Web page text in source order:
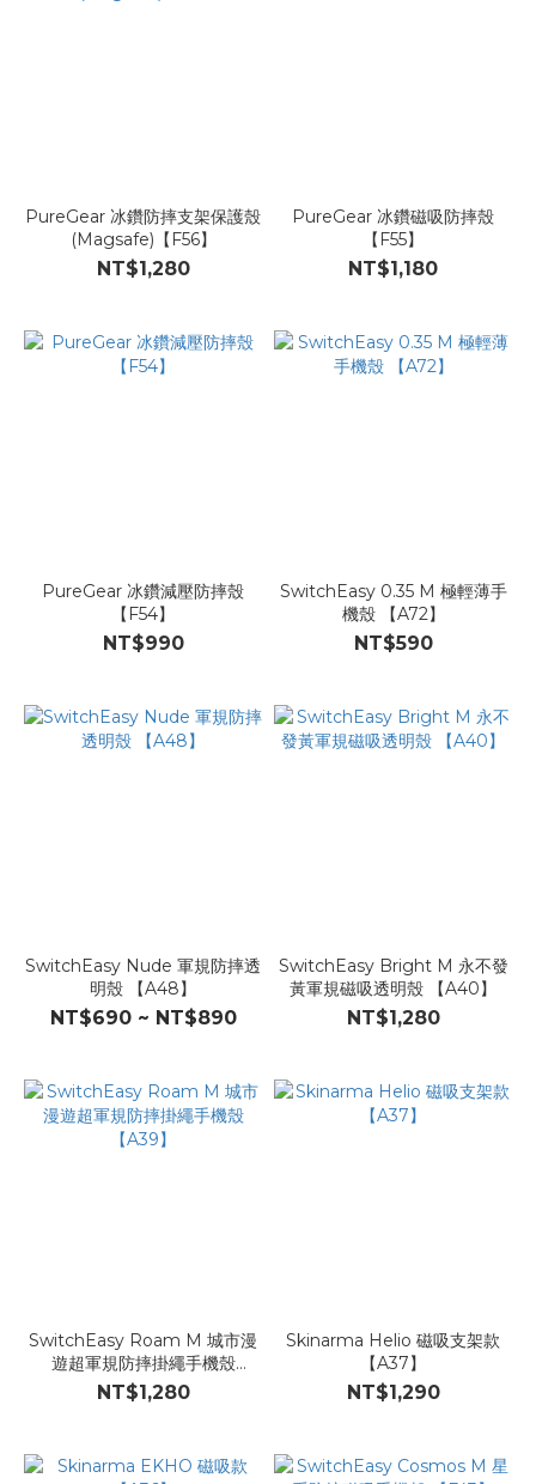
PureGear 冰鑽防摔支架保護殼
(Magsafe)【F56】
NT$1,280
PureGear 冰鑽磁吸防摔殼
【F55】
NT$1,180
PureGear 冰鑽減壓防摔殼
【F54】
NT$990
SwitchEasy 0.35 M 極輕薄手
機殼 【A72】
NT$590
SwitchEasy Nude 軍規防摔透
明殼 【A48】
NT$690 ~ NT$890
SwitchEasy Bright M 永不發
黃軍規磁吸透明殼 【A40】
NT$1,280
SwitchEasy Roam M 城市漫
遊超軍規防摔掛繩手機殼
【A39】
NT$1,280
Skinarma Helio 磁吸支架款
【A37】
NT$1,290